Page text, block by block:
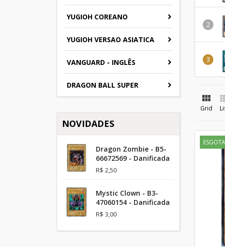
YUGIOH COREANO
YUGIOH VERSAO ASIATICA
VANGUARD - INGLÊS
DRAGON BALL SUPER
NOVIDADES
Dragon Zombie - B5-
66672569 - Danificada
R$ 2,50
Mystic Clown - B3-
47060154 - Danificada
R$ 3,00

Grid